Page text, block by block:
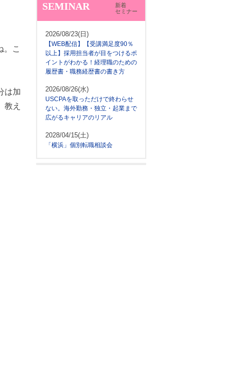
。こ
は加
教え
SEMINAR
新着
セミナー
2026/08/23(日)
【WEB配信】【受講満足度90％
以上】採用担当者が目をつけるポ
イントがわかる！経理職のための
履歴書・職務経歴書の書き方
2026/08/26(水)
USCPAを取っただけで終わらせ
ない。海外勤務・独立・起業まで
広がるキャリアのリアル
2028/04/15(土)
「横浜」個別転職相談会